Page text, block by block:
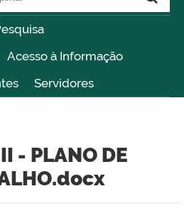
Acesso à Informação
Servidores
- PLANO DE